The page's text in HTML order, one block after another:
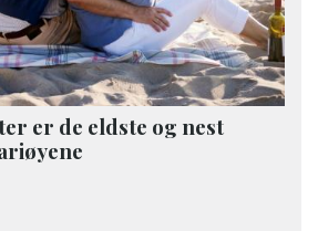
er de eldste og nest